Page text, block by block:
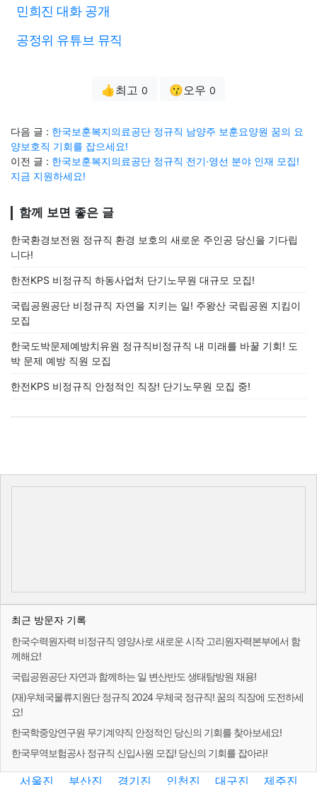
민희진 대화 공개
공정위 유튜브 뮤직
👍최고 0 😗오우 0
다음 글 : 한국보훈복지의료공단 정규직 남양주 보훈요양원 꿈의 요
양보호직 기회를 잡으세요!
이전 글 : 한국보훈복지의료공단 정규직 전기·영선 분야 인재 모집!
지금 지원하세요!
함께 보면 좋은 글
한국환경보전원 정규직 환경 보호의 새로운 주인공 당신을 기다립
니다!
한전KPS 비정규직 하동사업처 단기노무원 대규모 모집!
국립공원공단 비정규직 자연을 지키는 일! 주왕산 국립공원 지킴이
모집
한국도박문제예방치유원 정규직비정규직 내 미래를 바꿀 기회! 도
박 문제 예방 직원 모집
한전KPS 비정규직 안정적인 직장! 단기노무원 모집 중!
최근 방문자 기록
한국수력원자력 비정규직 영양사로 새로운 시작 고리원자력본부에서 함
께해요!
국립공원공단 자연과 함께하는 일 변산반도 생태탐방원 채용!
(재)우체국물류지원단 정규직 2024 우체국 정규직! 꿈의 직장에 도전하세
요!
한국학중앙연구원 무기계약직 안정적인 당신의 기회를 찾아보세요!
한국무역보험공사 정규직 신입사원 모집! 당신의 기회를 잡아라!
서울진 부산진 경기진 인천진 대구진 제주진